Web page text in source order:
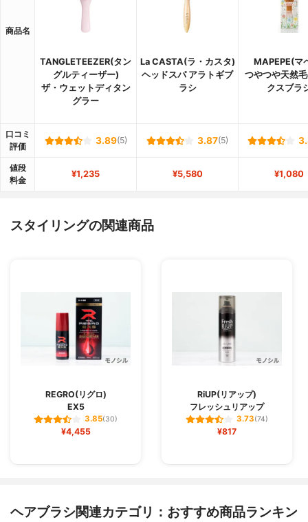
商品名
TANGLETEEZER(タン
グルティーザー)
ザ・ウェットディタン
グラー
La CASTA(ラ・カスタ)
ヘッドスパ アラトギブ
ラシ
MAPEPE(マ
つやつや天然
クスブラ
口コミ
評価
3.89(5) 3.87(5)
値段
料金
¥1,235 ¥5,580 ¥1,080
スタイリングの関連商品
REGRO(リグロ)
EX5
3.85(30)
¥4,455
RiUP(リアップ)
フレッシュリアップ
3.73(74)
¥817
ヘアブラシ関連カテゴリ：おすすめ商品ランキン